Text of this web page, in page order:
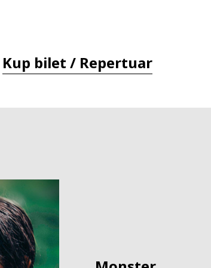
Kup bilet / Repertuar